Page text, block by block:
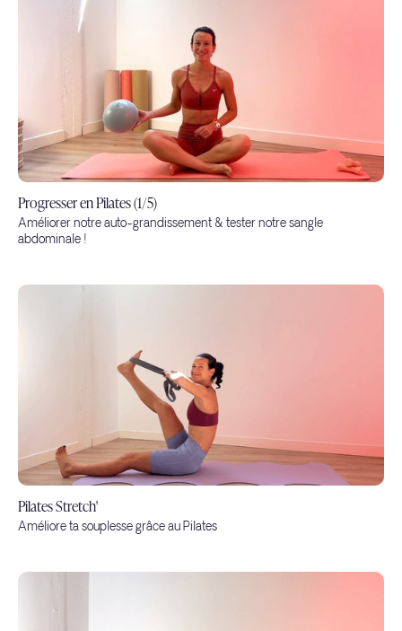
Progresser en Pilates (1/5)
Améliorer notre auto-grandissement & tester notre sangle
abdominale !
Pilates Stretch'
Améliore ta souplesse grâce au Pilates